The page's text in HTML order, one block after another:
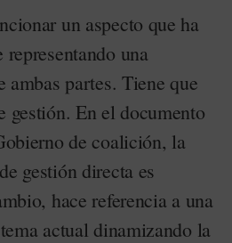
un aspecto que ha
una
ambas partes. Tiene que
gestión. En el documento
de coalición, la
gestión directa es
hace referencia a una
actual dinamizando la